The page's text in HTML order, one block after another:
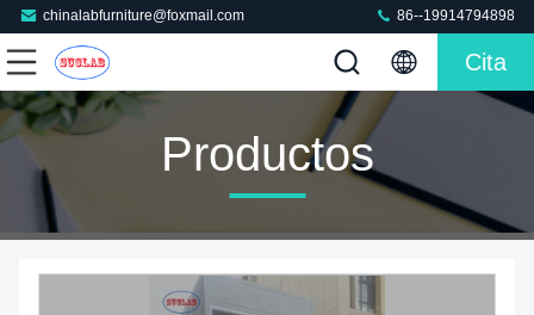
chinalabfurniture@foxmail.com 86--19914794898
Cita
Productos